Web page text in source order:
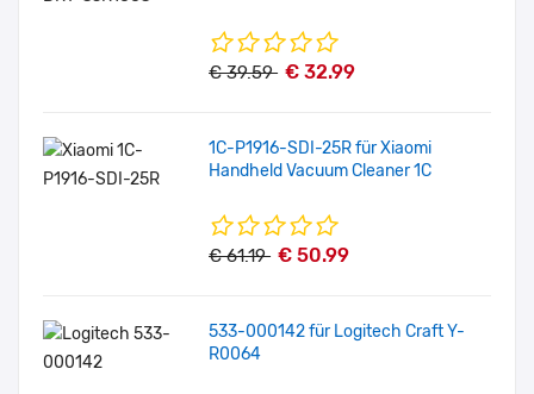
€ 39.59 € 32.99
1C-P1916-SDI-25R für Xiaomi
Handheld Vacuum Cleaner 1C
€ 61.19 € 50.99
533-000142 für Logitech Craft Y-
R0064